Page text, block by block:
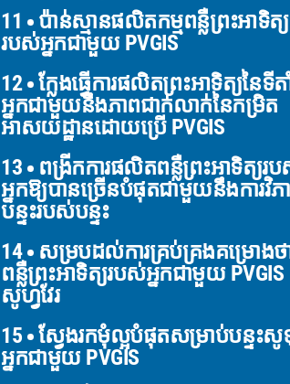
11 ប៉ាន់ស្មានផលិតកម្មពន្លឺព្រះអាទិត្យ
របស់អ្នកជាមួយ PVGIS
12 ក្លែងធ្វើការផលិតព្រះអាទិត្យនៃទី
អ្នកជាមួយនឹងភាពជាក់លាក់នៃកម្រិត
អាសយដ្ឋានដោយប្រើ PVGIS
13 ពង្រីកការផលិតពន្លឺព្រះអាទិត្យរ
អ្នកឱ្យបានច្រើនបំផុតជាមួយនឹងការវិ
បន្ទះរបស់បន្ទះ
14 សម្របដល់ការគ្រប់គ្រងគម្រោង
ពន្លឺព្រះអាទិត្យរបស់អ្នកជាមួយ PVGIS
សូហ្វវែរ
15 ស្វែងរកមុំល្អបំផុតសម្រាប់បន្ទះ
អ្នកជាមួយ PVGIS